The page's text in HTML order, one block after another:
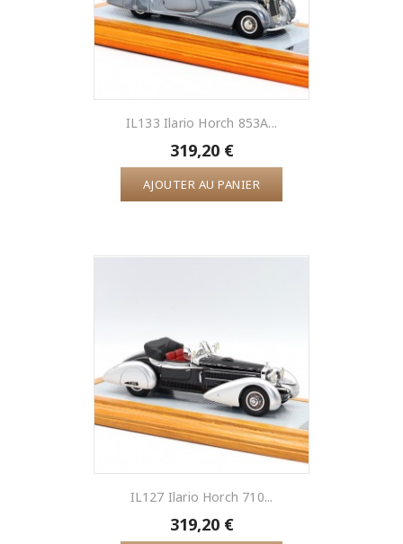
IL133 Ilario Horch 853A...
319,20 €
AJOUTER AU PANIER
IL127 Ilario Horch 710...
319,20 €